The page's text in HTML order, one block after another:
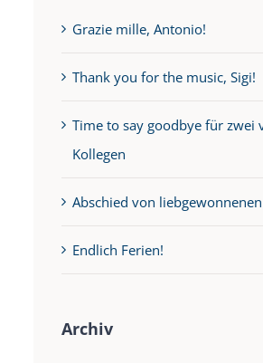
Grazie mille, Antonio!
Thank you for the music, Sigi!
Time to say goodbye für zwei
Kollegen
Abschied von
Endlich Ferien!
Archiv